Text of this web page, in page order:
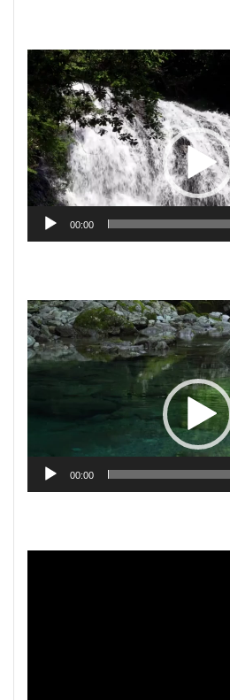
動
プ
レ
ー
ヤ
ー
00:00
動
画
プ
レ
ー
ヤ
ー
00:00